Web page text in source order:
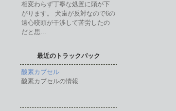
相変わらず丁寧な処置に頭が下
がります。 犬歯が反対なので6の
遠心咬頭が干渉して苦労したの
だと思...
最近のトラックバック
酸素カプセル
酸素カプセルの情報